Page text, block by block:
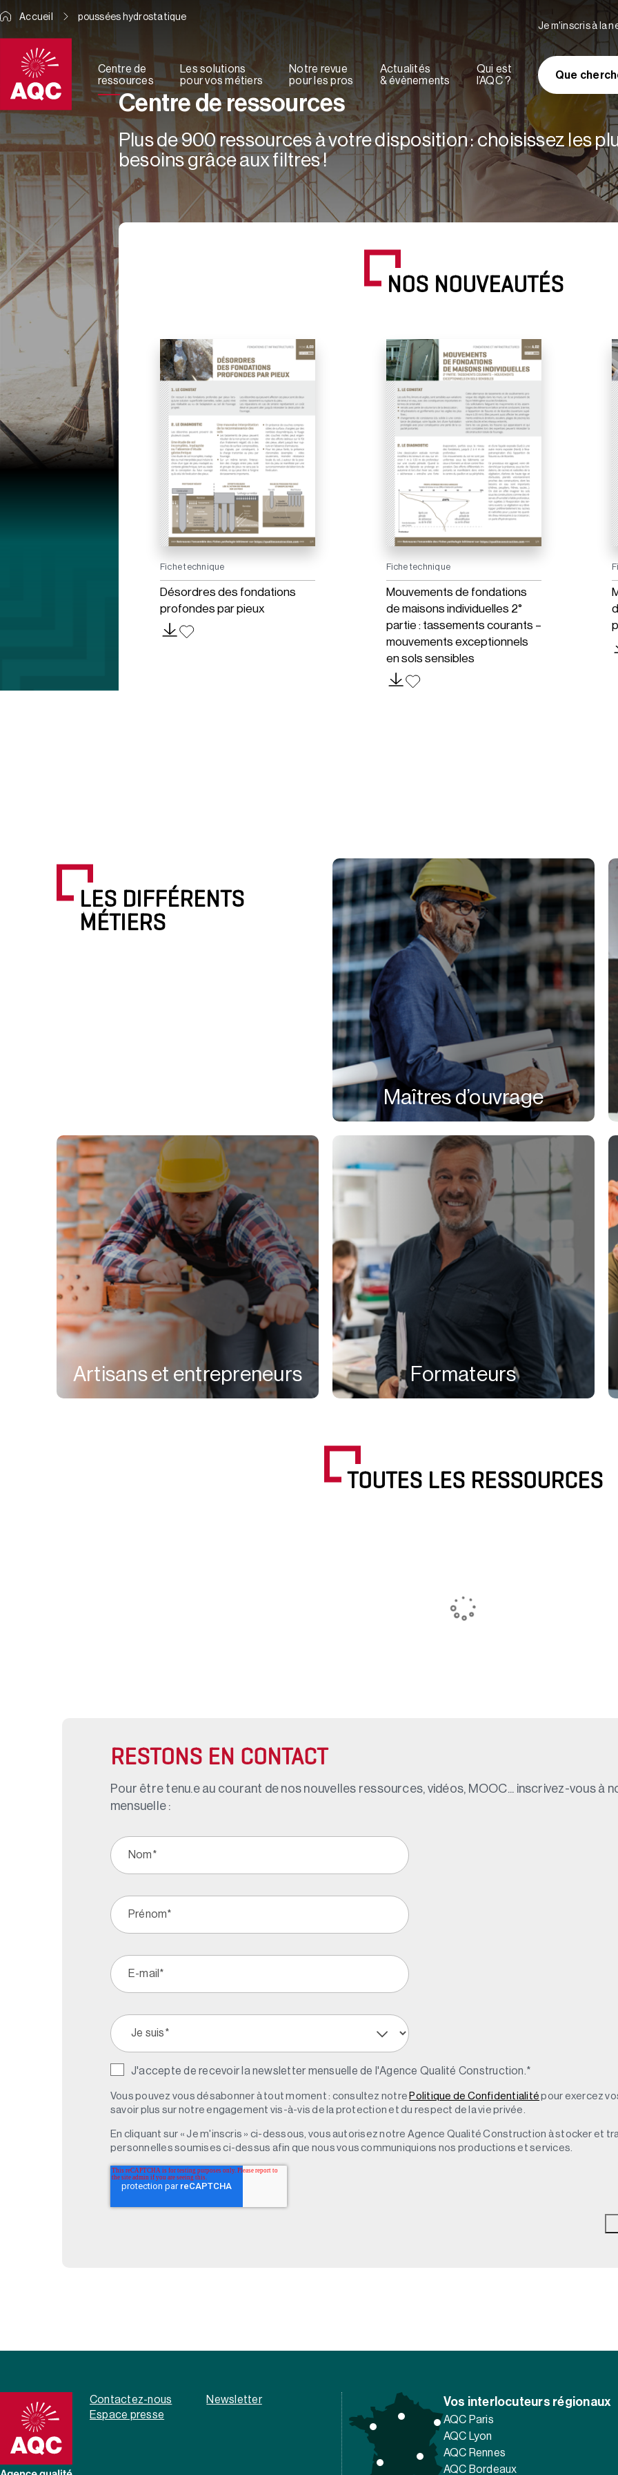
Centre de
ressources
Les solutions
pour vos métiers
Notre revue
pour les pros
Actualités
& évènements
Qui est
l’AQC ?
Je m'inscris à la
Que
Accueil poussées hydrostatique
Centre de ressources
Plus de 900 ressources à votre disposition : choisissez les
besoins grâce aux filtres !
NOS NOUVEAUTÉS
Fiche technique
Désordres des fondations
profondes par pieux
Fiche technique
Mouvements de fondations
de maisons individuelles 2°
partie : tassements courants –
mouvements exceptionnels
en sols sensibles
LES DIFFÉRENTS
MÉTIERS
Maîtres d’ouvrage
Artisans et entrepreneurs Formateurs
TOUTES LES RESSOURCES
RESTONS EN CONTACT
Pour être tenu.e au courant de nos nouvelles ressources, vidéos, MOOC... inscrivez-vous à
mensuelle :
J'accepte de recevoir la newsletter mensuelle de l'Agence Qualité Construction.*
Vous pouvez vous désabonner à tout moment : consultez notre Politique de Confidentialité pour exercez
savoir plus sur notre engagement vis-à-vis de la protection et du respect de la vie privée.
En cliquant sur « Je m'inscris » ci-dessous, vous autorisez notre Agence Qualité Construction à stocker et
personnelles soumises ci-dessus afin que nous vous communiquions nos productions et services.
Contactez-nous
Newsletter
Espace presse
Vos interlocuteurs régionaux
AQC Paris
AQC Lyon
AQC Rennes
AQC Bordeaux